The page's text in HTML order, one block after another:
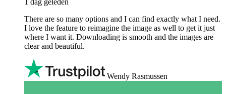
1 dag geleden
There are so many options and I can find exactly what I need.
I love the feature to reimagine the image as well to get it just
where I want it. Downloading is smooth and the images are
clear and beautiful.
Wendy Rasmussen